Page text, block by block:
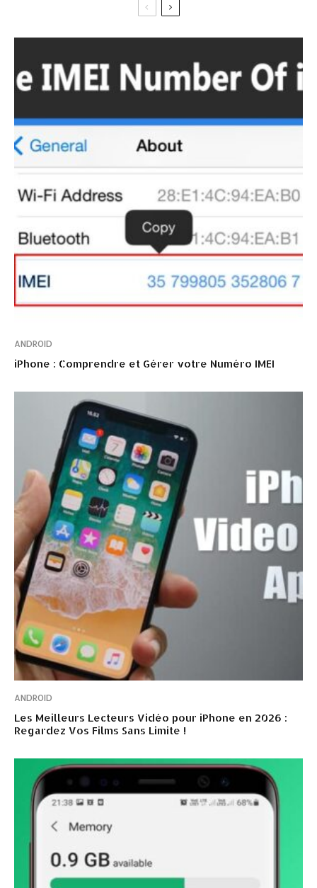
ANDROID
iPhone : Comprendre et Gérer votre Numéro IMEI
ANDROID
Les Meilleurs Lecteurs Vidéo pour iPhone en 2026 :
Regardez Vos Films Sans Limite !